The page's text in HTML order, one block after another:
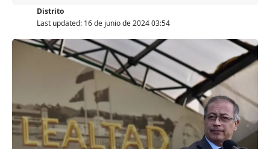
Last updated: 16 de junio de 2024 03:54
Distrito